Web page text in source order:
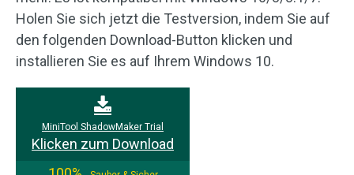
Holen Sie sich jetzt die Testversion, indem Sie auf
den folgenden Download-Button klicken und
installieren Sie es auf Ihrem Windows 10.
MiniTool ShadowMaker Trial
Klicken zum Download